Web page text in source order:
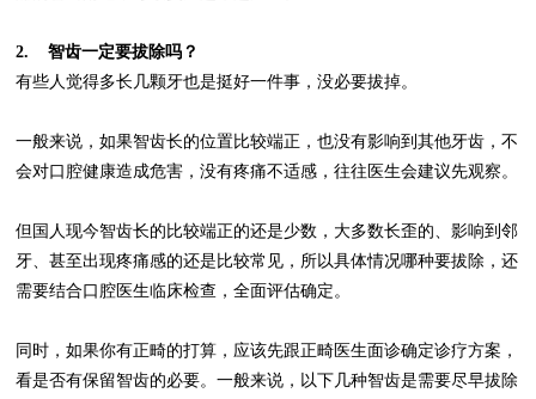
2. 智齿一定要拔除吗？
有些人觉得多长几颗牙也是挺好一件事，没必要拔掉。
一般来说，如果智齿长的位置比较端正，也没有影响到其他牙齿，不
会对口腔健康造成危害，没有疼痛不适感，往往医生会建议先观察。
但国人现今智齿长的比较端正的还是少数，大多数长歪的、影响到邻
牙、甚至出现疼痛感的还是比较常见，所以具体情况哪种要拔除，还
需要结合口腔医生临床检查，全面评估确定。
同时，如果你有正畸的打算，应该先跟正畸医生面诊确定诊疗方案，
看是否有保留智齿的必要。一般来说，以下几种智齿是需要尽早拔除